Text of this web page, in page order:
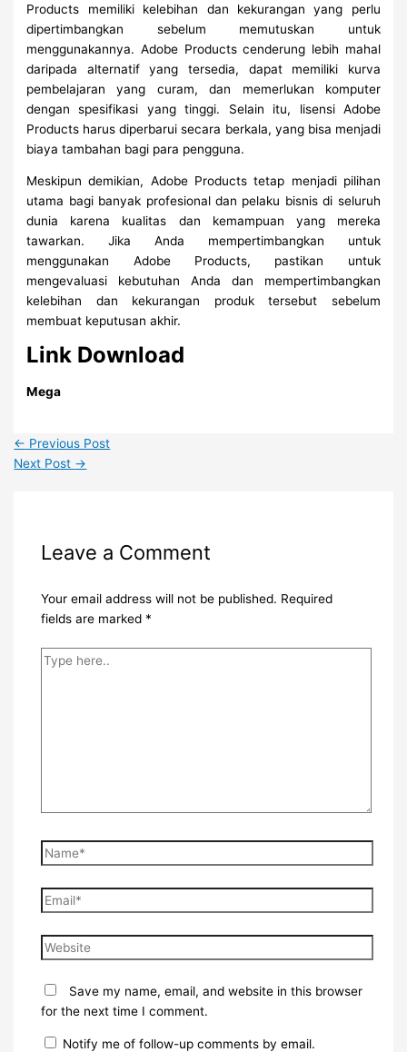
Products memiliki kelebihan dan kekurangan yang perlu
dipertimbangkan sebelum memutuskan untuk
menggunakannya. Adobe Products cenderung lebih mahal
daripada alternatif yang tersedia, dapat memiliki kurva
pembelajaran yang curam, dan memerlukan komputer
dengan spesifikasi yang tinggi. Selain itu, lisensi Adobe
Products harus diperbarui secara berkala, yang bisa menjadi
biaya tambahan bagi para pengguna.
Meskipun demikian, Adobe Products tetap menjadi pilihan
utama bagi banyak profesional dan pelaku bisnis di seluruh
dunia karena kualitas dan kemampuan yang mereka
tawarkan. Jika Anda mempertimbangkan untuk
menggunakan Adobe Products, pastikan untuk
mengevaluasi kebutuhan Anda dan mempertimbangkan
kelebihan dan kekurangan produk tersebut sebelum
membuat keputusan akhir.
Link Download
Mega
← Previous Post
Next Post →
Leave a Comment
Your email address will not be published. Required
fields are marked *
Type
Name*
Email*
Website
Save my name, email, and website in this browser
for the next time I comment.
Notify me of follow-up comments by email.